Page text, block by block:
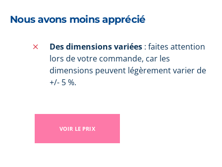
Nous avons moins apprécié
Des dimensions variées : faites attention
lors de votre commande, car les
dimensions peuvent légèrement varier de
+/- 5 %.
VOIR LE PRIX